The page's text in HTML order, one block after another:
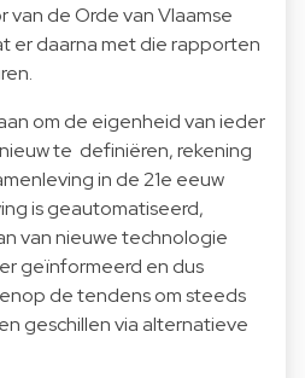
de Orde van Vlaamse
er daarna met die rapporten
om de eigenheid van ieder
te definiëren, rekening
in de 21e eeuw
is geautomatiseerd,
van nieuwe technologie
geïnformeerd en dus
de tendens om steeds
geschillen via alternatieve